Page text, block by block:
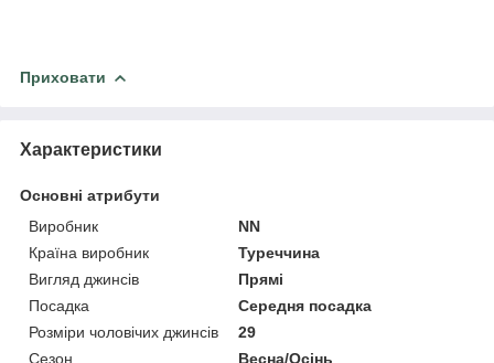
Приховати
Характеристики
Основні атрибути
Виробник
NN
Країна виробник
Туреччина
Вигляд джинсів
Прямі
Посадка
Середня посадка
Розміри чоловічих джинсів
29
Сезон
Весна/Осінь